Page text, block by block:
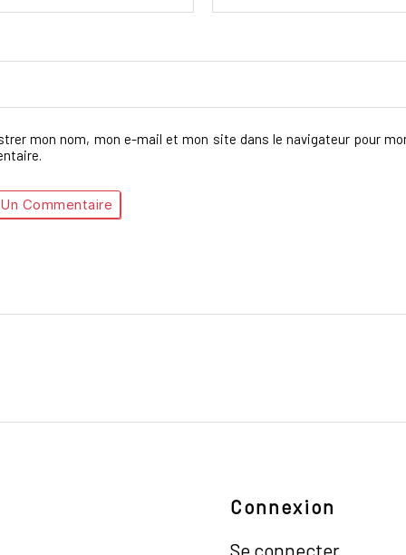
mon nom, mon e-mail et mon site dans le navigateur pour
Connexion
Se connecter